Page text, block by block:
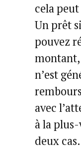
cela
Un prêt
pouvez
montant,
n’est
avec
à la
deux cas.